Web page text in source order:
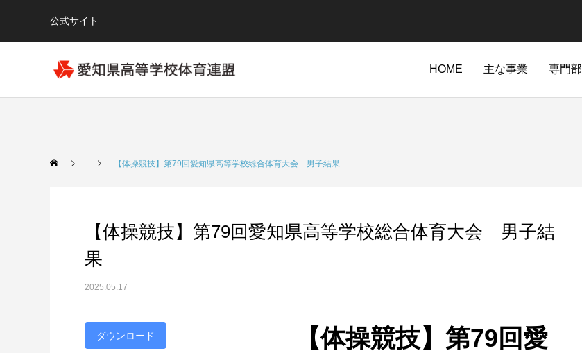
公式サイト
HOME 主な事業 専門部
【体操競技】第79回愛知県高等学校総合体育大会 男子結果
【体操競技】第79回愛知県高等学校総合体育大会 男子結
果
2025.05.17
ダウンロード
【体操競技】第79回愛